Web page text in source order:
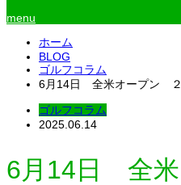
menu
ホーム
BLOG
ゴルフコラム
6月14日 全米オープン ２
ゴルフコラム
2025.06.14
6月14日 全